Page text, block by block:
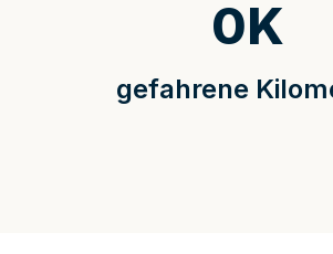
gefahrene
0K